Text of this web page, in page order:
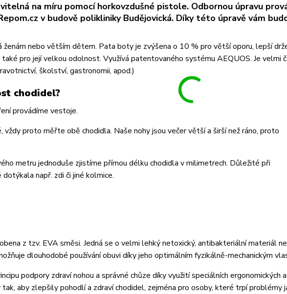
na míru pomocí horkovzdušné pistole. Odbornou úpravu
v budově polikliniky Budějovická. Díky této úpravě vám
ženám nebo větším dětem. Pata boty je zvýšena o 10 % pro větší oporu, lepší
pro její velkou odolnost. Využívá patentovaného systému AEQUOS. Je velmi
školství, gastronomii, apod.)
chodidel?
provádíme vestoje.
proto měřte obě chodidla. Naše nohy jsou večer větší a širší než ráno, proto
metru jednoduše zjistíme přímou délku chodidla v milimetrech. Důležité při
např. zdi či jiné kolmice.
z tzv. EVA směsi. Jedná se o velmi lehký netoxický, antibakteriální materiál
dlouhodobé používání obuvi díky jeho optimálním fyzikálně-mechanickým
podpory zdraví nohou a správné chůze díky využití speciálních ergonomických
aby zlepšily pohodlí a zdraví chodidel, zejména pro osoby, které trpí problémy